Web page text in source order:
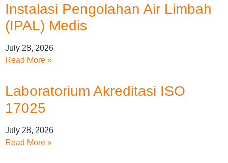
Instalasi Pengolahan Air Limbah
(IPAL) Medis
July 28, 2026
Read More »
Laboratorium Akreditasi ISO
17025
July 28, 2026
Read More »